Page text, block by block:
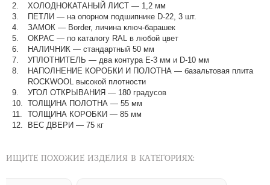
ХОЛОДНОКАТАНЫЙ ЛИСТ — 1,2 мм
ПЕТЛИ — на опорном подшипнике D-22, 3 шт.
ЗАМОК — Border, личина ключ-барашек
ОКРАС — по каталогу RAL в любой цвет​​​​​​​
НАЛИЧНИК — стандартный 50 мм
УПЛОТНИТЕЛЬ — два контура Е-3 мм и D-10 мм
НАПОЛНЕНИЕ КОРОБКИ И ПОЛОТНА — базальтовая плита
ROCKWOOL высокой плотности
УГОЛ ОТКРЫВАНИЯ — 180 градусов
ТОЛЩИНА ПОЛОТНА — 55 мм
ТОЛЩИНА КОРОБКИ — 85 мм
ВЕС ДВЕРИ — 75 кг
ИЩИТЕ ПОХОЖИЕ ИЗДЕЛИЯ В КАТЕГОРИЯХ: